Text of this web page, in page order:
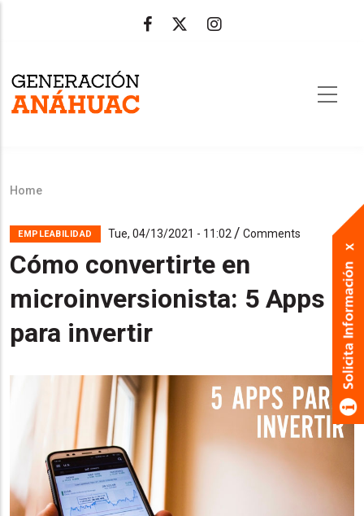
main
content
Breadcrumb
Home
EMPLEABILIDAD Tue, 04/13/2021 - 11:02 / Comments
Cómo convertirte en
microinversionista: 5 Apps
para invertir